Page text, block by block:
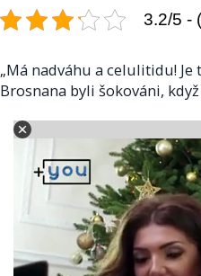
3.2/5 -
„Má nadváhu a celulitidu! Je
Brosnana byli šokováni,